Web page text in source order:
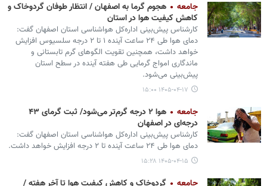
جامعه
هجوم گرما به اصفهان / انتظار طوفان گردوخاک و
کاهش کیفیت هوا در استان
کارشناس پیش‌بینی اداره‌کل هواشناسی استان اصفهان گفت:
دمای هوا طی ۲۴ ساعت آینده ۱ تا ۲ درجه سلسیوس افزایش
خواهد داشت، همچنین تقویت الگوهای گرم تابستانی و
ماندگاری امواج گرمایی طی هفته آینده در سطح استان
پیش‌بینی می‌شود.
۱۴۰۵-۰۴-۱۷ ۱۵:۰۰
جامعه
هوا ۲ درجه گرم‌تر می‌شود/ ثبت گرمای ۴۳
درجه‌ای در اصفهان
کارشناس پیش‌بینی اداره‌کل هواشناسی استان اصفهان گفت:
دمای هوا طی ۲۴ ساعت آینده تا ۲ درجه افزایش خواهد داشت.
۱۴۰۵-۰۴-۱۵ ۱۵:۲۸